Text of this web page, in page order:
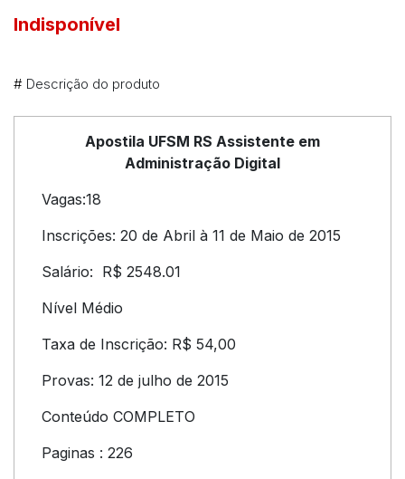
Indisponível
# Descrição do produto
Apostila UFSM RS Assistente em
Administração Digital
Vagas:18
Inscrições: 20 de Abril à 11 de Maio de 2015
Salário: R$ 2548.01
Nível Médio
Taxa de Inscrição: R$ 54,00
Provas: 12 de julho de 2015
Conteúdo COMPLETO
Paginas : 226